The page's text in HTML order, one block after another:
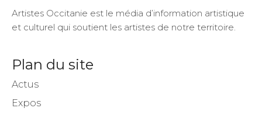
Artistes Occitanie est le média d’information artistique
et culturel qui soutient les artistes de notre territoire.
Plan du site
Actus
Expos